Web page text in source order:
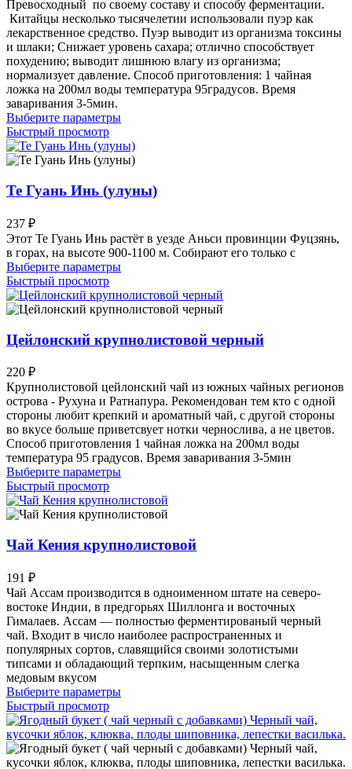
странице
товара.
Превосходный по своему составу и способу ферментации.
Китайцы несколько тысячелетии использовали пуэр как
лекарственное средство. Пуэр выводит из организма токсины
и шлаки; Снижает уровень сахара; отлично способствует
похудению; выводит лишнюю влагу из организма;
нормализует давление. Способ приготовления: 1 чайная
ложка на 200мл воды температура 95градусов. Время
заваривания 3-5мин.
Выберите параметрыЭтот
имеет
несколько
Опции
можно
странице
товара.
Быстрый просмотр
Те Гуань Инь (улуны)
237 ₽
Этот Те Гуань Инь растёт в уезде Аньси провинции Фуцзянь,
в горах, на высоте 900-1100 м. Собирают его только c
Выберите параметрыЭтот
имеет
несколько
Опции
можно
странице
товара.
Быстрый просмотр
Цейлонский крупнолистовой черный
220 ₽
Крупнолистовой цейлонский чай из южных чайных регионов
острова - Рухуна и Ратнапура. Рекомендован тем кто с одной
стороны любит крепкий и ароматный чай, с другой стороны
во вкусе больше приветсвует нотки чернослива, а не цветов.
Способ приготовления 1 чайная ложка на 200мл воды
температура 95 градусов. Время заваривания 3-5мин
Выберите параметрыЭтот
имеет
несколько
Опции
можно
странице
товара.
Быстрый просмотр
Чай Кения крупнолистовой
191 ₽
Чай Ассам производится в одноименном штате на северо-
востоке Индии, в предгорьях Шиллонга и восточных
Гималаев. Ассам — полностью ферментированый черный
чай. Входит в число наиболее распространенных и
популярных сортов, славящийся своими золотистыми
типсами и обладающий терпким, насыщенным слегка
медовым вкусом
Выберите параметрыЭтот
имеет
несколько
вариаций.
Опции
Быстрый просмотр